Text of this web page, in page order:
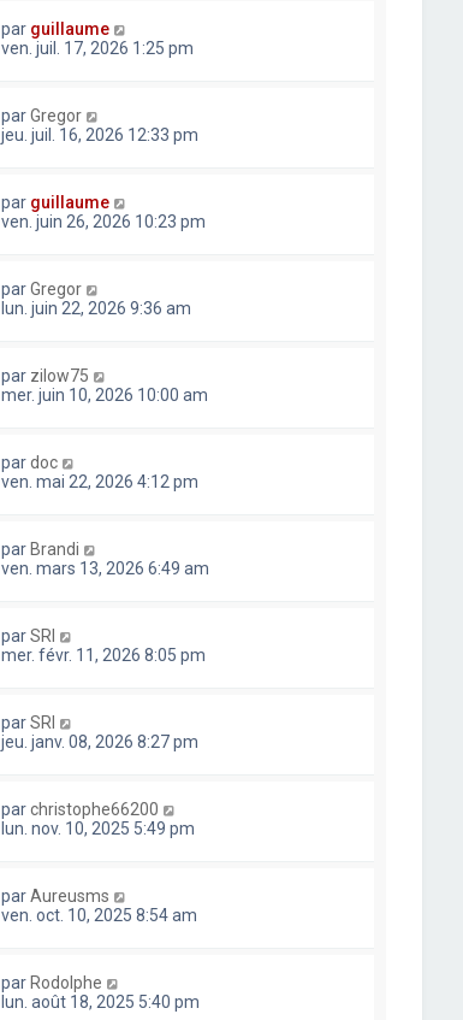
par guillaume
ven. juil. 17, 2026 1:25 pm
parGregor
jeu. juil. 16, 2026 12:33 pm
par guillaume
ven. juin 26, 2026 10:23 pm
parGregor
lun. juin 22, 2026 9:36 am
par zilow75
mer. juin 10, 2026 10:00 am
pardoc
ven. mai 22, 2026 4:12 pm
par Brandi
ven. mars 13, 2026 6:49 am
parSRI
mer. févr. 11, 2026 8:05 pm
parSRI
jeu. janv. 08, 2026 8:27 pm
parchristophe66200
lun. nov. 10, 2025 5:49 pm
parAureusms
ven. oct. 10, 2025 8:54 am
par Rodolphe
lun. août 18, 2025 5:40 pm